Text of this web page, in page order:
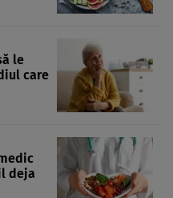
le
care
deja